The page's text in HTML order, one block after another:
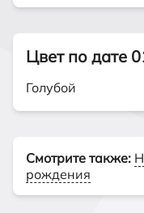
Цвет по дате
Голубой
Смотрите также:
рождения